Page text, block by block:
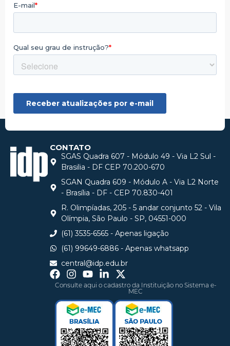
CONTATO
SGAS Quadra 607 - Módulo 49 - Via L2 Sul -
Brasilia - DF CEP 70.200-670
SGAN Quadra 609 - Módulo A - Via L2 Norte
- Brasília - DF - CEP 70.830-401
R. Olimpíadas, 205 - 5 andar conjunto 52 - Vila
Olímpia, São Paulo - SP, 04551-000
(61) 3535-6565 - Apenas ligação
(61) 99649-6886 - Apenas whatsapp
central@idp.edu.br
Consulte aqui o cadastro da Instituição no Sistema e-
MEC